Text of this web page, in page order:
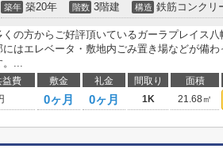
築年 築20年 階数 3階建 構造 鉄筋コンクリ
くの方からご好評頂いているガーラプレイス
にはエレベータ・敷地内ごみ置き場などが備
。...
益費 敷金 礼金 間取り 面積
0ヶ月 0ヶ月 1K 21.68㎡